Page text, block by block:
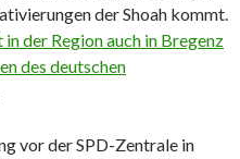
der Shoah kommt.
der Region auch in Bregenz
des deutschen
vor der SPD-Zentrale in